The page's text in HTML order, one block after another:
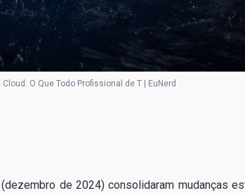
O Que Todo Profissional de T | EuNerd
de 2024) consolidaram mudanças